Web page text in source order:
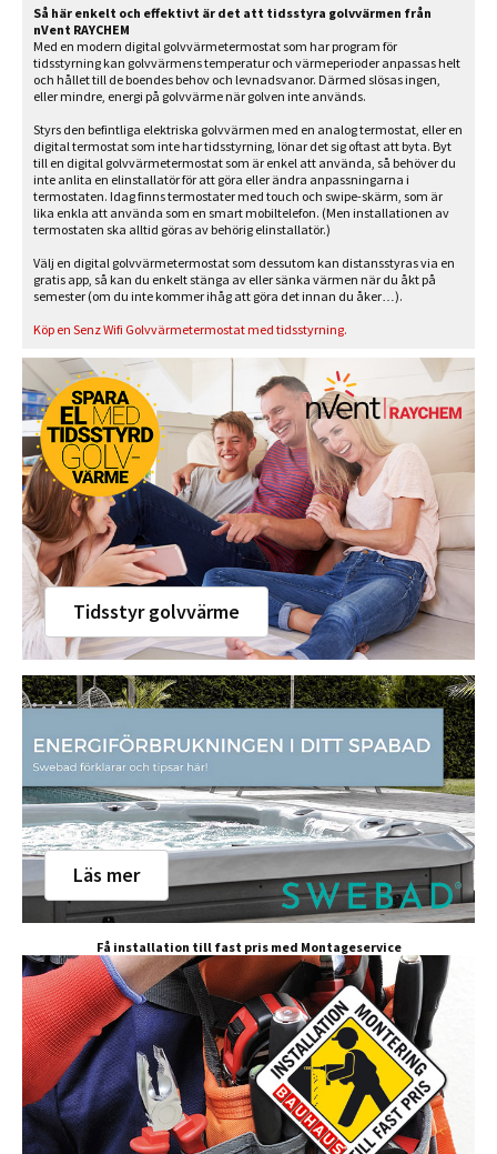
Så här enkelt och effektivt är det att tidsstyra golvvärmen från
nVent RAYCHEM
Med en modern digital golvvärmetermostat som har program för
tidsstyrning kan golvvärmens temperatur och värmeperioder anpassas helt
och hållet till de boendes behov och levnadsvanor. Därmed slösas ingen,
eller mindre, energi på golvvärme när golven inte används.
Styrs den befintliga elektriska golvvärmen med en analog termostat, eller en
digital termostat som inte har tidsstyrning, lönar det sig oftast att byta. Byt
till en digital golvvärmetermostat som är enkel att använda, så behöver du
inte anlita en elinstallatör för att göra eller ändra anpassningarna i
termostaten. Idag finns termostater med touch och swipe-skärm, som är
lika enkla att använda som en smart mobiltelefon. (Men installationen av
termostaten ska alltid göras av behörig elinstallatör.)
Välj en digital golvvärmetermostat som dessutom kan distansstyras via en
gratis app, så kan du enkelt stänga av eller sänka värmen när du åkt på
semester (om du inte kommer ihåg att göra det innan du åker…).
Köp en Senz Wifi Golvvärmetermostat med tidsstyrning.
Tidsstyr golvvärme
Läs mer
Få installation till fast pris med Montageservice